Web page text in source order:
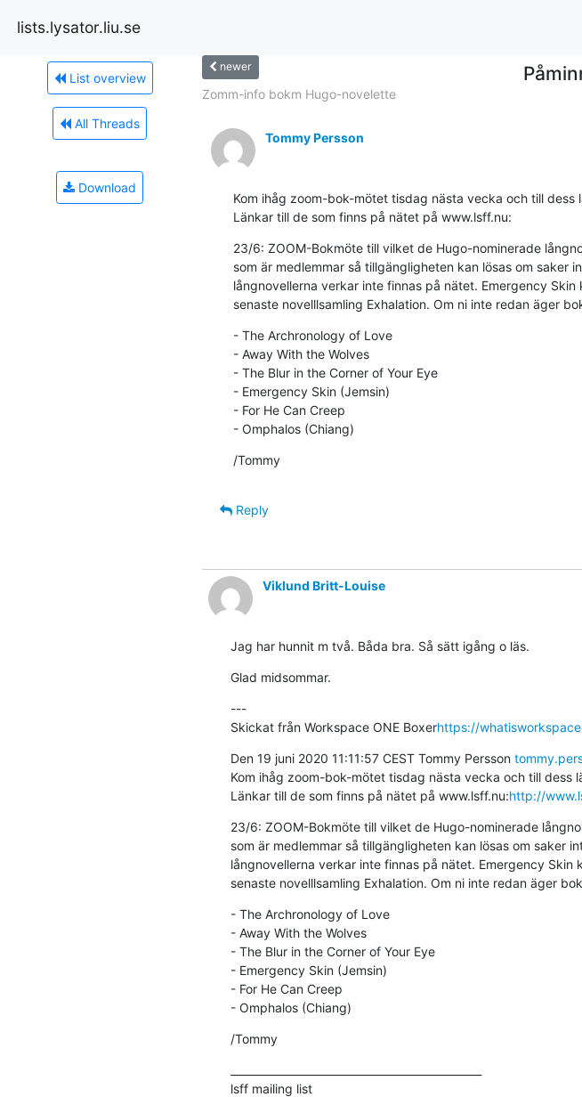
lists.lysator.liu.se
List overview
All Threads
Download
newer
Zomm-info bokm Hugo-novelette
Tommy Persson
Kom ihåg zoom-bok-mötet tisdag nästa vecka och till
Länkar till de som finns på nätet på www.lsff.nu:
23/6: ZOOM-Bokmöte till vilket de Hugo-nominerade
som är medlemmar så tillgängligheten kan lösas om saker
långnovellerna verkar inte finnas på nätet. Emergency
senaste novelllsamling Exhalation. Om ni inte redan äger
- The Archronology of Love
- Away With the Wolves
- The Blur in the Corner of Your Eye
- Emergency Skin (Jemsin)
- For He Can Creep
- Omphalos (Chiang)
/Tommy
Reply
Viklund Britt-Louise
Jag har hunnit m två. Båda bra. Så sätt igång o läs.
Glad midsommar.
---
Skickat från Workspace ONE Boxerhttps://
Den 19 juni 2020 11:11:57 CEST Tommy Persson
Kom ihåg zoom-bok-mötet tisdag nästa vecka och till
Länkar till de som finns på nätet på www.lsff.nu:http://
23/6: ZOOM-Bokmöte till vilket de Hugo-nominerade
som är medlemmar så tillgängligheten kan lösas om saker
långnovellerna verkar inte finnas på nätet. Emergency
senaste novelllsamling Exhalation. Om ni inte redan äger
- The Archronology of Love
- Away With the Wolves
- The Blur in the Corner of Your Eye
- Emergency Skin (Jemsin)
- For He Can Creep
- Omphalos (Chiang)
/Tommy
lsff mailing list